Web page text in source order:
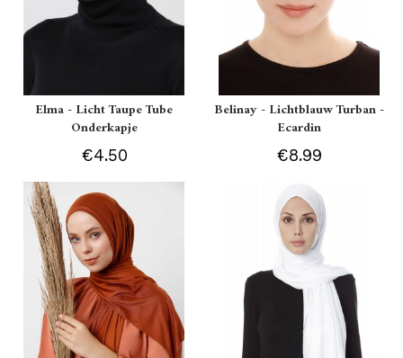
Elma - Licht Taupe Tube
Onderkapje
€4.50
Belinay - Lichtblauw Turban -
Ecardin
€8.99